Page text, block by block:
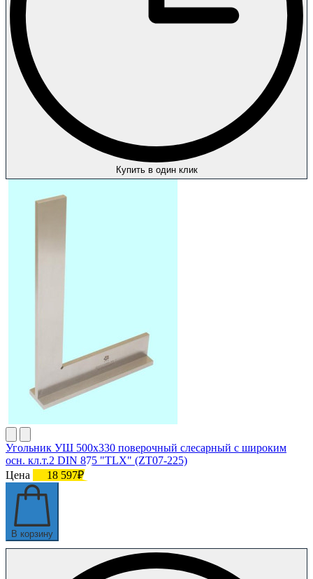
Купить в один клик
Угольник УШ 500х330 поверочный слесарный с широким
осн. кл.т.2 DIN 875 "TLX" (ZT07-225)
Цена
18 597₽
В корзину